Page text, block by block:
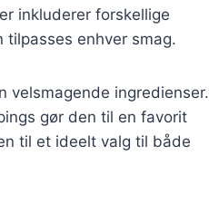
inkluderer forskellige
enhver smag.
velsmagende ingredienser.
gør den til en favorit
til et ideelt valg til både